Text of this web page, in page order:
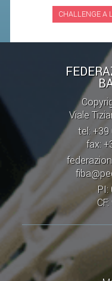
CHALLENGE A
Viale
tel:
fax:
PI: